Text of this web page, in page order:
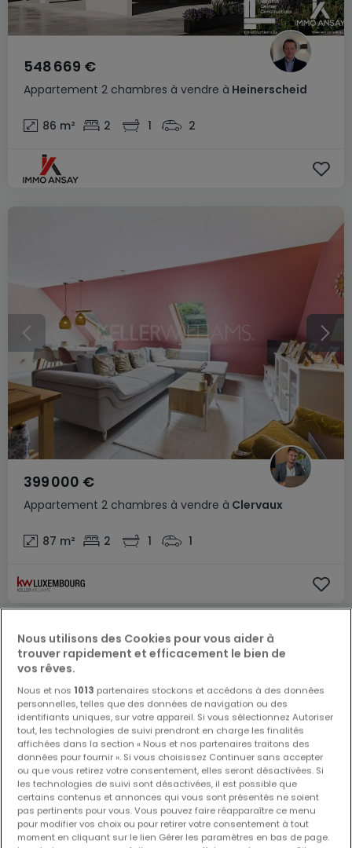
Appartement 2 chambres à vendre à Heinerscheid
548 669 €
86 m² 2 1 2
Appartement 2 chambres à vendre à Clervaux
399 000 €
87 m² 2 1 1
Nous utilisons des Cookies pour vous aider à
trouver rapidement et efficacement le bien de
vos rêves.
Nous et nos 1013 partenaires stockons et accédons à des données
personnelles, telles que des données de navigation ou des
identifiants uniques, sur votre appareil. Si vous sélectionnez Autoriser
tout, les technologies de suivi prendront en charge les finalités
affichées dans la section « Nous et nos partenaires traitons des
données pour fournir ». Si vous choisissez Continuer sans accepter
ou que vous retirez votre consentement, elles seront désactivées. Si
les technologies de suivi sont désactivées, il est possible que
certains contenus et annonces qui vous sont présentés ne soient
pas pertinents pour vous. Vous pouvez faire réapparaître ce menu
pour modifier vos choix ou pour retirer votre consentement à tout
moment en cliquant sur le lien Gérer les paramètres en bas de page.